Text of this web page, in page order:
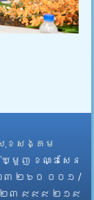
សុខសង្គម
ឃ្មួញ ខណ្ឌសែន
៣ ២៦០ ០០១ /
៣ ៩៩៩ ២១៩